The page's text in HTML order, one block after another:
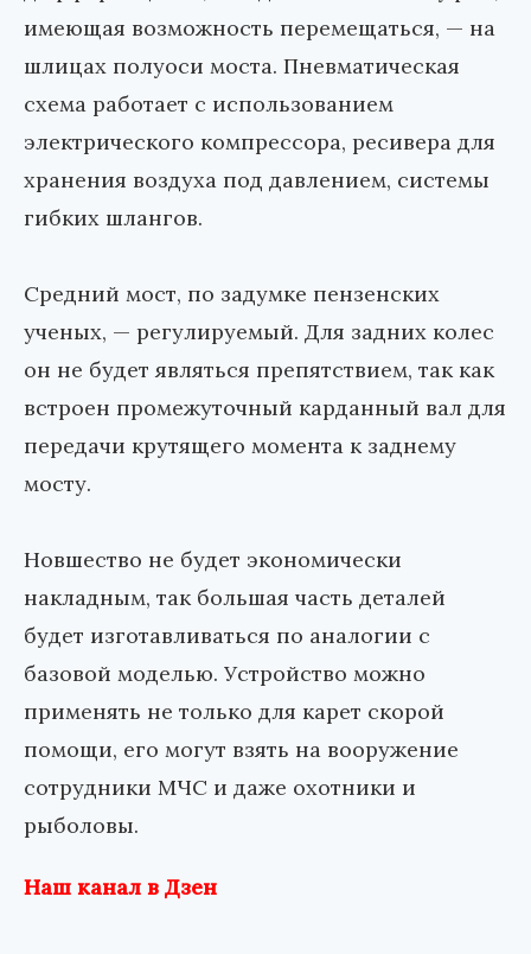
имеющая возможность перемещаться, — на
шлицах полуоси моста. Пневматическая
схема работает с использованием
электрического компрессора, ресивера для
хранения воздуха под давлением, системы
гибких шлангов.
Средний мост, по задумке пензенских
ученых, — регулируемый. Для задних колес
он не будет являться препятствием, так как
встроен промежуточный карданный вал для
передачи крутящего момента к заднему
мосту.
Новшество не будет экономически
накладным, так большая часть деталей
будет изготавливаться по аналогии с
базовой моделью. Устройство можно
применять не только для карет скорой
помощи, его могут взять на вооружение
сотрудники МЧС и даже охотники и
рыболовы.
Наш канал в Дзен